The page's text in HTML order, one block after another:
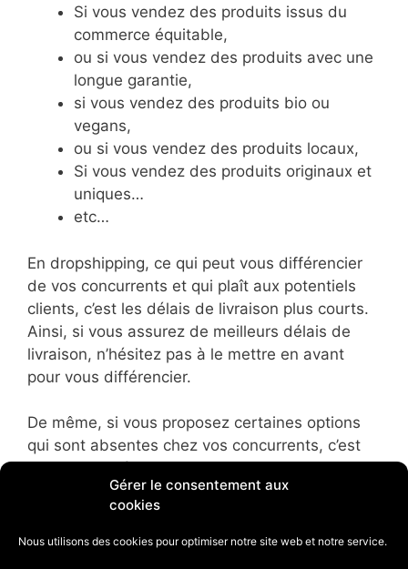
Gérer le consentement aux
cookies
Nous utilisons des cookies pour optimiser notre site web et notre service.
Si vous vendez des produits issus du
commerce équitable,
ou si vous vendez des produits avec une
longue garantie,
si vous vendez des produits bio ou
vegans,
ou si vous vendez des produits locaux,
Si vous vendez des produits originaux et
uniques…
etc…
En dropshipping, ce qui peut vous différencier
de vos concurrents et qui plaît aux potentiels
clients, c’est les délais de livraison plus courts.
Ainsi, si vous assurez de meilleurs délais de
livraison, n’hésitez pas à le mettre en avant
pour vous différencier.
De même, si vous proposez certaines options
qui sont absentes chez vos concurrents, c’est
“à propos” afin de convaincre les prospects de
passer une commande sur votre site. En
résumé, espionner vos concurrents et faire le